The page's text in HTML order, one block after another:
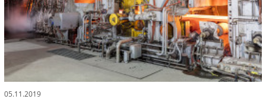
05.11.2019